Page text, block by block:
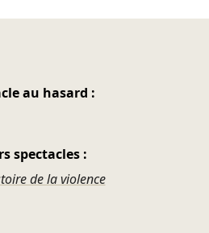
au hasard :
spectacles :
de la violence